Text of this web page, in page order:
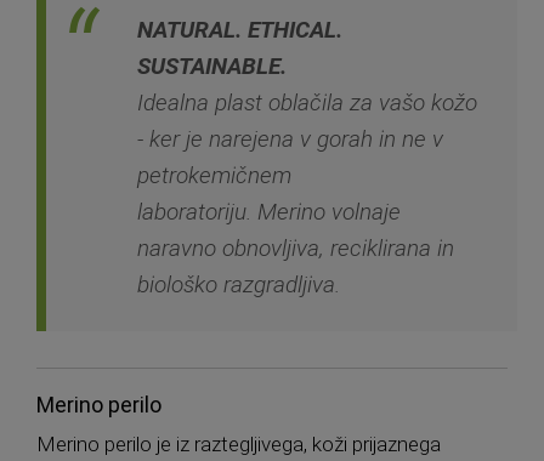
NATURAL. ETHICAL.
SUSTAINABLE.
Idealna plast oblačila za vašo kožo
- ker je narejena v gorah in ne v
petrokemičnem
laboratoriju. Merino volnaje
naravno obnovljiva, reciklirana in
biološko razgradljiva.
Merino perilo
Merino perilo je iz raztegljivega, koži prijaznega